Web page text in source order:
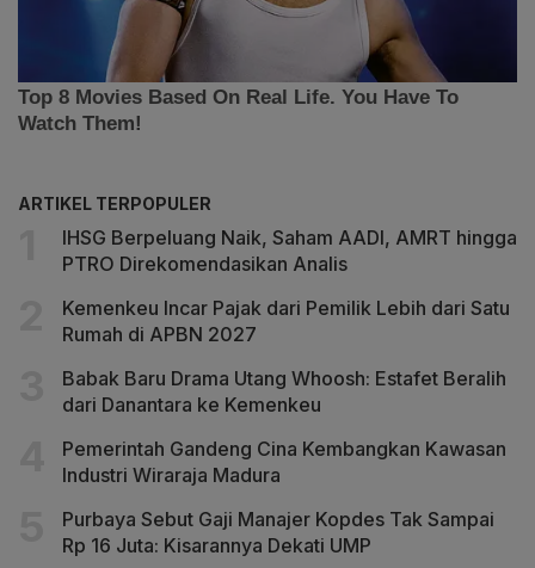
ARTIKEL TERPOPULER
IHSG Berpeluang Naik, Saham AADI, AMRT hingga
PTRO Direkomendasikan Analis
Kemenkeu Incar Pajak dari Pemilik Lebih dari Satu
Rumah di APBN 2027
Babak Baru Drama Utang Whoosh: Estafet Beralih
dari Danantara ke Kemenkeu
Pemerintah Gandeng Cina Kembangkan Kawasan
Industri Wiraraja Madura
Purbaya Sebut Gaji Manajer Kopdes Tak Sampai
Rp 16 Juta: Kisarannya Dekati UMP